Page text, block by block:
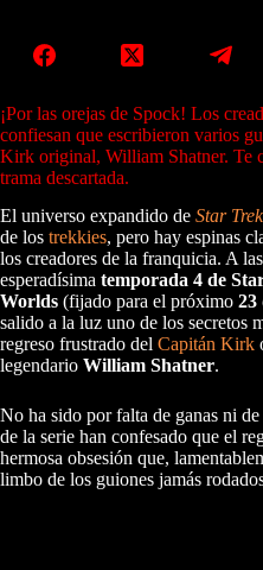
¡Por las orejas de Spock! Los
confiesan que escribieron varios
Kirk original, William Shatner. Te
trama descartada.
El universo expandido de Star Trek
de los trekkies, pero hay espinas
los creadores de la franquicia. A
esperadísima temporada 4 de
Worlds (fijado para el próximo 23
salido a la luz uno de los secretos
regreso frustrado del Capitán Kirk
legendario William Shatner.
No ha sido por falta de ganas ni
de la serie han confesado que el
hermosa obsesión que,
limbo de los guiones jamás